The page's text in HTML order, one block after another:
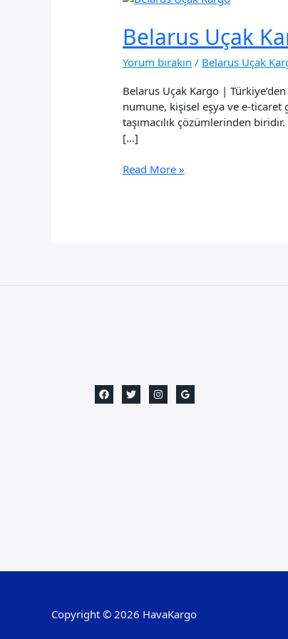
Belarus Uçak
Yorum bırakın / Belarus Uçak
Belarus Uçak Kargo |
numune, kişisel eşya ve e-ticaret
taşımacılık çözümlerinden
[…]
Belarus
Read More »
Copyright © 2026 HavaKargo